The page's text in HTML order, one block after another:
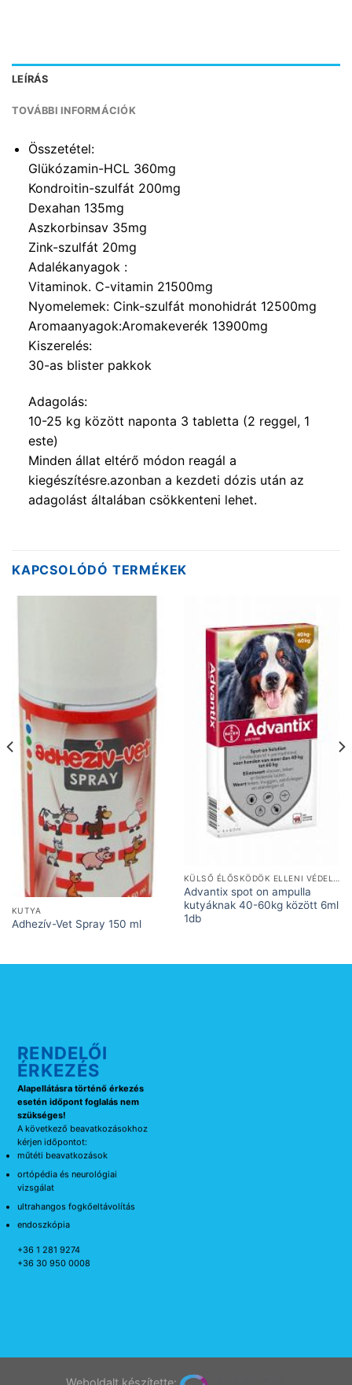
LEÍRÁS
TOVÁBBI INFORMÁCIÓK
Összetétel:
Glükózamin-HCL 360mg
Kondroitin-szulfát 200mg
Dexahan 135mg
Aszkorbinsav 35mg
Zink-szulfát 20mg
Adalékanyagok :
Vitaminok. C-vitamin 21500mg
Nyomelemek: Cink-szulfát monohidrát 12500mg
Aromaanyagok:Aromakeverék 13900mg
Kiszerelés:
30-as blister pakkok
Adagolás:
10-25 kg között naponta 3 tabletta (2 reggel, 1
este)
Minden állat eltérő módon reagál a
kiegészítésre.azonban a kezdeti dózis után az
adagolást általában csökkenteni lehet.
KAPCSOLÓDÓ TERMÉKEK
KUTYA
Adhezív-Vet Spray 150 ml
Advantix spot on ampulla
kutyáknak 40-60kg között 6ml
1db
RENDELŐI
ÉRKEZÉS
Alapellátásra történő érkezés
esetén időpont foglalás nem
szükséges!
A következő beavatkozásokhoz
kérjen időpontot:
műtéti beavatkozások
ortópédia és neurológiai
vizsgálat
ultrahangos fogkőeltávolítás
endoszkópia
+36 1 281 9274
+36 30 950 0008
Weboldalt készítette: